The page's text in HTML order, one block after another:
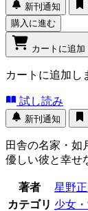
新刊通知
購入に進む
カートに追加
カートに追加し
試し読み
新刊通知
田舎の名家・
優しい彼と幸せ
著者
星野
カテゴリ 少女